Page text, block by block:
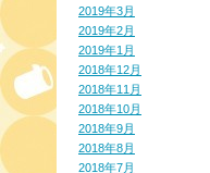
2019年3月
2019年2月
2019年1月
2018年12月
2018年11月
2018年10月
2018年9月
2018年8月
2018年7月